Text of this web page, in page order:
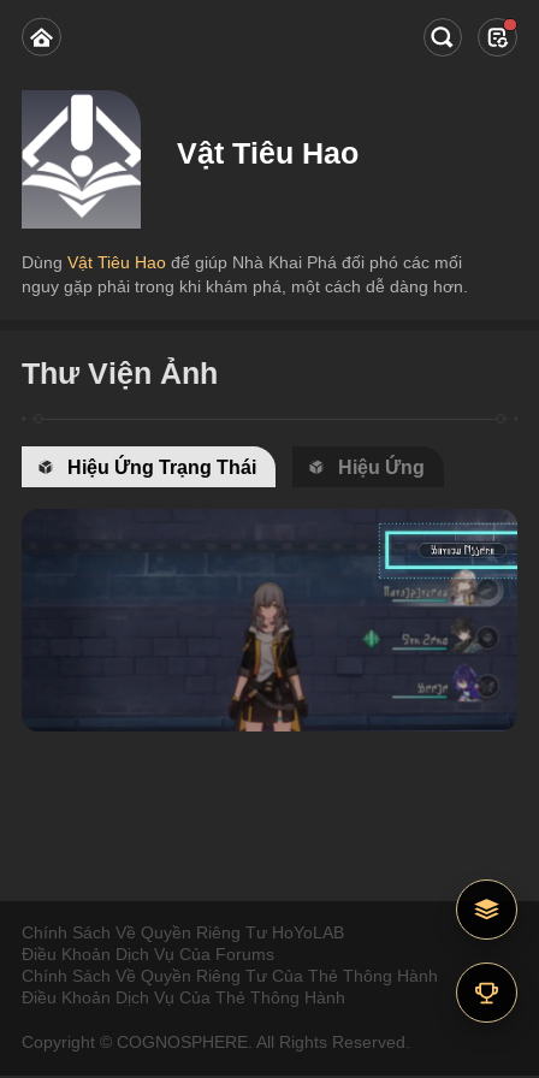
Vật Tiêu Hao
Dùng Vật Tiêu Hao để giúp Nhà Khai Phá đối phó các mối
nguy gặp phải trong khi khám phá, một cách dễ dàng hơn.
Thư Viện Ảnh
Hiệu Ứng Trạng Thái Hiệu Ứng
Chính Sách Về Quyền Riêng Tư HoYoLAB
Điều Khoản Dịch Vụ Của Forums
Chính Sách Về Quyền Riêng Tư Của Thẻ Thông Hành
Điều Khoản Dịch Vụ Của Thẻ Thông Hành
Copyright © COGNOSPHERE. All Rights Reserved.